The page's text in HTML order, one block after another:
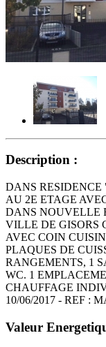
Description :
DANS
AU 2E ETAGE
DANS NOUVELLE
VILLE DE GISORS
AVEC COIN
PLAQUES DE
RANGEMENTS, 1
WC. 1
CHAUFFAGE
10/06/2017 - REF :
Valeur